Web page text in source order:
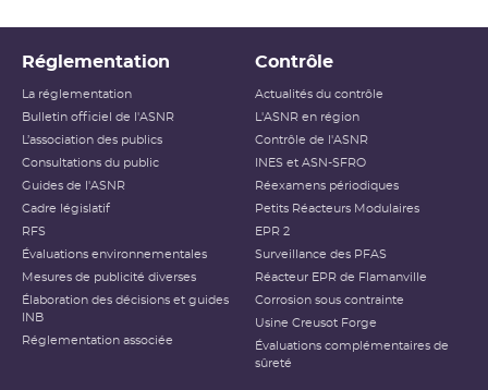
Réglementation
La réglementation
Bulletin officiel de l'ASNR
L’association des publics
Consultations du public
Guides de l'ASNR
Cadre législatif
RFS
Évaluations environnementales
Mesures de publicité diverses
Élaboration des décisions et guides
INB
Réglementation associée
Contrôle
Actualités du contrôle
L'ASNR en région
Contrôle de l'ASNR
INES et ASN-SFRO
Réexamens périodiques
Petits Réacteurs Modulaires
EPR 2
Surveillance des PFAS
Réacteur EPR de Flamanville
Corrosion sous contrainte
Usine Creusot Forge
Évaluations complémentaires de
sûreté